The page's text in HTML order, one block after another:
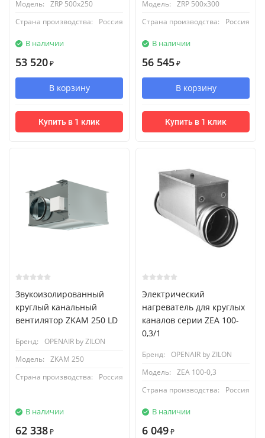
Модель:
ZRP 500x250
Страна производства:
Россия
В наличии
53 520 ₽
В корзину
Купить в 1 клик
Модель:
ZRP 500x300
Страна производства:
Россия
В наличии
56 545 ₽
В корзину
Купить в 1 клик
Звукоизолированный
круглый канальный
вентилятор ZKAM 250 LD
Бренд:
OPENAIR by ZILON
Модель:
ZKAM 250
Страна производства:
Россия
В наличии
62 338 ₽
Электрический
нагреватель для круглых
каналов серии ZEA 100-
0,3/1
Бренд:
OPENAIR by ZILON
Модель:
ZEA 100-0,3
Страна производства:
Россия
В наличии
6 049 ₽